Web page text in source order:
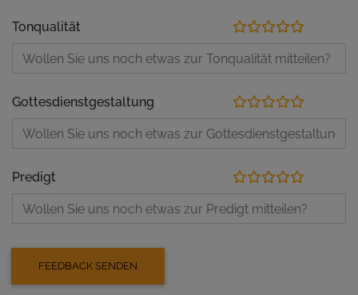
Tonqualität
Gottesdienstgestaltung
Predigt